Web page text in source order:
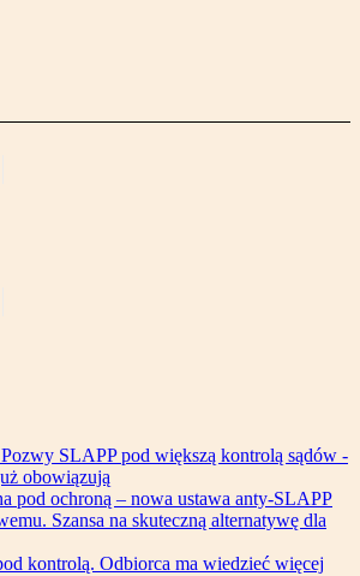
Pozwy SLAPP pod większą kontrolą sądów -
obowiązują
pod ochroną – nowa ustawa anty-SLAPP
Szansa na skuteczną alternatywę dla
kontrolą. Odbiorca ma wiedzieć więcej